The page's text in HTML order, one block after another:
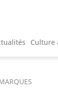
Culture